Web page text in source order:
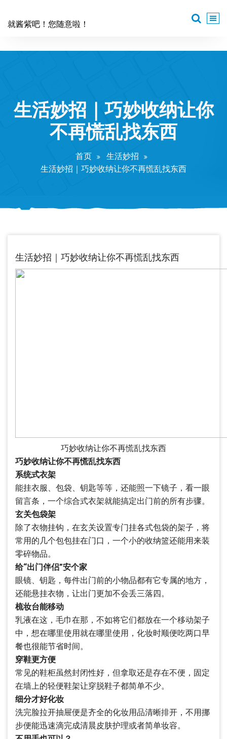
就酱紫吧！您随意啦！
生活妙招｜巧妙收纳让你
不再慌乱找东西
首页
生活妙招
生活妙招｜巧妙收纳让你不再慌乱找东西
生活妙招｜巧妙收纳让你不再慌乱找东西
巧妙收纳让你不再慌乱找东西
巧妙收纳让你不再慌乱找东西
系统式衣架
能挂衣服、包袋、钥匙等等，还能照一下镜子，看一眼
留言条，一个综合式衣架就能搞定出门前的所有步骤。
玄关包袋架
除了衣物挂钩，在玄关设置专门挂各式包袋的架子，将
常用的几个包包挂在门口，一个小的收纳篮还能用来装
零碎物品。
给“出门伴侣”安个家
眼镜、钥匙，每件出门前的小物品都有它专属的地方，
还能悬挂衣物，让出门更加不会丢三落四。
梳妆台能移动
乳液在这，毛巾在那，不如将它们都放在一个移动架子
中，想在哪里使用就在哪里使用，化妆时顺便吃两口早
餐也很能节省时间。
穿鞋更方便
常见的鞋柜虽然封闭性好，但拿取还是存在不便，固定
在墙上的轻便鞋架让穿脱鞋子都简单不少。
细分才好化妆
洗完脸拉开抽屉便是齐全的化妆用品清晰排开，不用挪
步便能迅速滴完成清晨皮肤护理或者简单妆容。